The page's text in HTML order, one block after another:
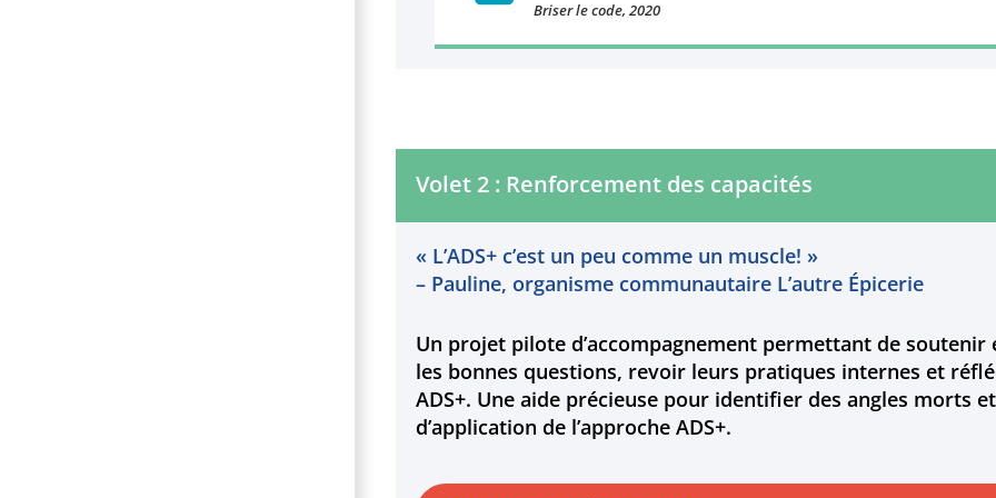
Briser le code, 2020
Volet 2 : Renforcement des capacités
« L’ADS+ c’est un peu comme un muscle! »
– Pauline, organisme communautaire L’autre Épicerie
Un projet pilote d’accompagnement permettant de
les bonnes questions, revoir leurs pratiques internes et
ADS+. Une aide précieuse pour identifier des angles morts
d’application de l’approche ADS+.